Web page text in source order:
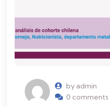
by admin
0 comments